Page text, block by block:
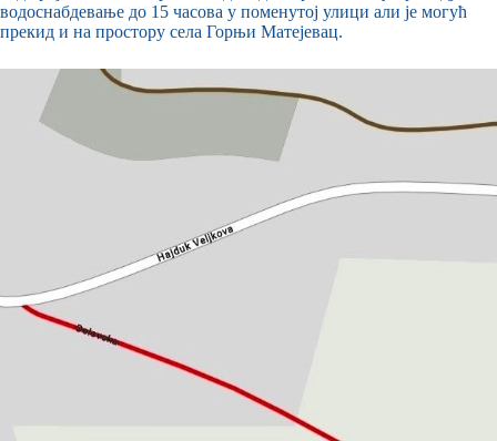
водоснабдевањe до 15 часова у поменутој улици али је могућ
прекид и на простору села Горњи Матејевац.